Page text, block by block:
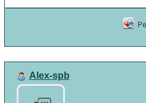
Alex-spb